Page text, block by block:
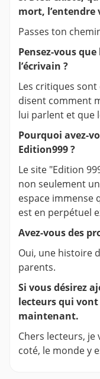
mort, l’entendre
Passes ton
Pensez-vous
l’écrivain ?
Les critiques sont
disent comment
lui parlent et que
Pourquoi avez-
Edition999 ?
Le site "Edition
non seulement
espace immense
est en perpétuel
Avez-vous des
Oui, une histoire
parents.
Si vous désirez
lecteurs qui vont
maintenant.
Chers lecteurs, je
coté, le monde y